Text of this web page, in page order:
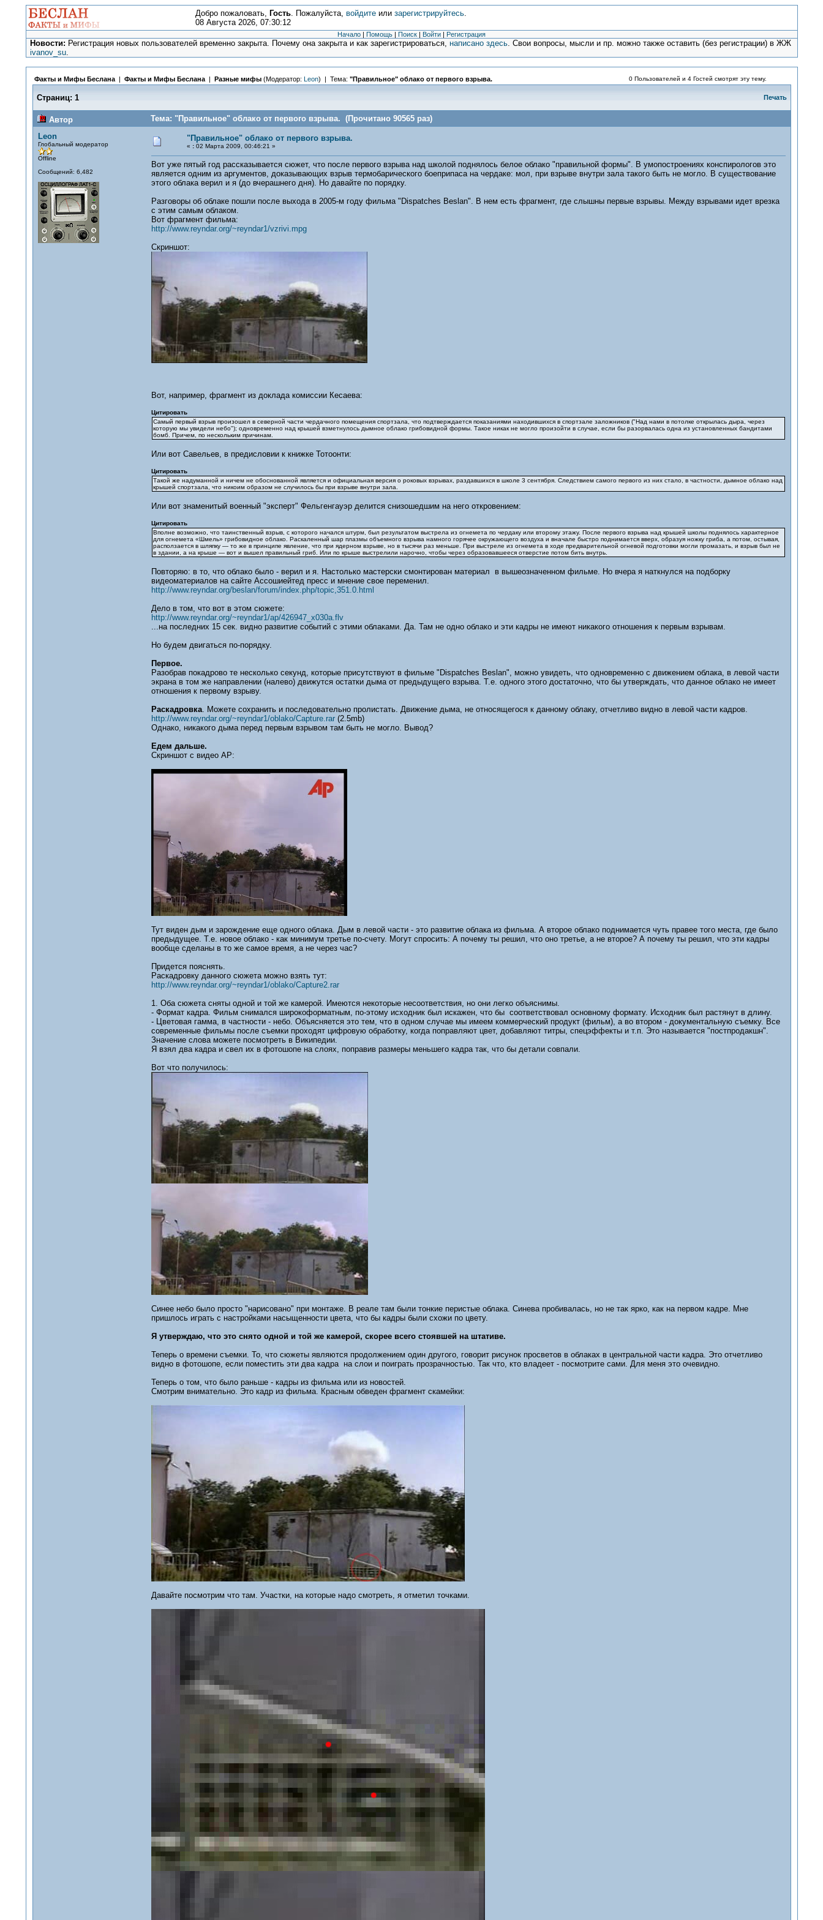
Добро пожаловать, Гость. Пожалуйста, войдитеили зарегистрируйтесь.
08 Августа 2026, 07:30:12
Начало | Помощь | Поиск | Войти | Регистрация
Новости: Регистрация новых пользователей временно закрыта. Почему она закрыта и как зарегистрироваться,написано здесь. Свои вопросы, мысли и пр. можно также оставить (без регистрации) в ЖЖ
ivanov_su.
Факты и Мифы Беслана| Факты и Мифы Беслана| Разные мифы(Модератор: Leon) | Тема: "Правильное" облако от первого взрыва. 0 Пользователей и 4 Гостей смотрят эту тему.
Страниц: 1 Печать
Автор
Тема: "Правильное" облако от первого взрыва. (Прочитано 90565 раз)
Leon
Глобальный модератор
Offline
Сообщений: 6,482
"Правильное" облако от первого взрыва.
« :02 Марта 2009, 00:46:21 »
Вот уже пятый год рассказывается сюжет, что после первого взрыва над школой поднялось белое облако "правильной формы". В умопостроениях конспирологов это
является одним из аргументов, доказывающих взрыв термобарического боеприпаса на чердаке: мол, при взрыве внутри зала такого быть не могло. В существование
этого облака верил и я (до вчерашнего дня). Но давайте по порядку.
Разговоры об облаке пошли после выхода в 2005-м году фильма "Dispatches Beslan". В нем есть фрагмент, где слышны первые взрывы. Между взрывами идет врезка
с этим самым облаком.
Вот фрагмент фильма:
http://www.reyndar.org/~reyndar1/vzrivi.mpg
Скриншот:
Вот, например, фрагмент из доклада комиссии Кесаева:
Цитировать
Самый первый взрыв произошел в северной части чердачного помещения спортзала, что подтверждается показаниями находившихся в спортзале заложников ("Над нами в потолке открылась дыра, через
которую мы увидели небо"); одновременно над крышей взметнулось дымное облако грибовидной формы. Такое никак не могло произойти в случае, если бы разорвалась одна из установленных бандитами
бомб. Причем, по нескольким причинам.
Или вот Савельев, в предисловии к книжке Тотоонти:
Цитировать
Такой же надуманной и ничем не обоснованной является и официальная версия о роковых взрывах, раздавшихся в школе 3 сентября. Следствием самого первого из них стало, в частности, дымное облако над
крышей спортзала, что никоим образом не случилось бы при взрыве внутри зала.
Или вот знаменитый военный "эксперт" Фельгенгауэр делится снизошедшим на него откровением:
Цитировать
Вполне возможно, что таинственный взрыв, с которого начался штурм, был результатом выстрела из огнемета по чердаку или второму этажу. После первого взрыва над крышей школы поднялось характерное
для огнемета «Шмель» грибовидное облако. Раскаленный шар плазмы объемного взрыва намного горячее окружающего воздуха и вначале быстро поднимается вверх, образуя ножку гриба, а потом, остывая,
расползается в шляпку — то же в принципе явление, что при ядерном взрыве, но в тысячи раз меньше. При выстреле из огнемета в ходе предварительной огневой подготовки могли промазать, и взрыв был не
в здании, а на крыше — вот и вышел правильный гриб. Или по крыше выстрелили нарочно, чтобы через образовавшееся отверстие потом бить внутрь.
Повторяю: в то, что облако было - верил и я. Настолько мастерски смонтирован материал в вышеозначенном фильме. Но вчера я наткнулся на подборку
видеоматериалов на сайте Ассошиейтед пресс и мнение свое переменил.
http://www.reyndar.org/beslan/forum/index.php/topic,351.0.html
Дело в том, что вот в этом сюжете:
http://www.reyndar.org/~reyndar1/ap/426947_x030a.flv
...на последних 15 сек. видно развитие событий с этими облаками. Да. Там не одно облако и эти кадры не имеют никакого отношения к первым взрывам.
Но будем двигаться по-порядку.
Первое.
Разобрав покадрово те несколько секунд, которые присутствуют в фильме "Dispatches Beslan", можно увидеть, что одновременно с движением облака, в левой части
экрана в том же направлении (налево) движутся остатки дыма от предыдущего взрыва. Т.е. одного этого достаточно, что бы утверждать, что данное облако не имеет
отношения к первому взрыву.
Раскадровка. Можете сохранить и последовательно пролистать. Движение дыма, не относящегося к данному облаку, отчетливо видно в левой части кадров.
http://www.reyndar.org/~reyndar1/oblako/Capture.rar(2.5mb)
Однако, никакого дыма перед первым взрывом там быть не могло. Вывод?
Едем дальше.
Скриншот с видео AP:
Тут виден дым и зарождение еще одного облака. Дым в левой части - это развитие облака из фильма. А второе облако поднимается чуть правее того места, где было
предыдущее. Т.е. новое облако - как минимум третье по-счету. Могут спросить: А почему ты решил, что оно третье, а не второе? А почему ты решил, что эти кадры
вообще сделаны в то же самое время, а не через час?
Придется пояснять.
Раскадровку данного сюжета можно взять тут:
http://www.reyndar.org/~reyndar1/oblako/Capture2.rar
1. Оба сюжета сняты одной и той же камерой. Имеются некоторые несоответствия, но они легко объяснимы.
- Формат кадра. Фильм снимался широкоформатным, по-этому исходник был искажен, что бы соответствовал основному формату. Исходник был растянут в длину.
- Цветовая гамма, в частности - небо. Объясняется это тем, что в одном случае мы имеем коммерческий продукт (фильм), а во втором - документальную съемку. Все
современные фильмы после съемки проходят цифровую обработку, когда поправляют цвет, добавляют титры, спецэффекты и т.п. Это называется "постпродакшн".
Значение слова можете посмотреть в Википедии.
Я взял два кадра и свел их в фотошопе на слоях, поправив размеры меньшего кадра так, что бы детали совпали.
Вот что получилось:
Синее небо было просто "нарисовано" при монтаже. В реале там были тонкие перистые облака. Синева пробивалась, но не так ярко, как на первом кадре. Мне
пришлось играть с настройками насыщенности цвета, что бы кадры были схожи по цвету.
Я утверждаю, что это снято одной и той же камерой, скорее всего стоявшей на штативе.
Теперь о времени съемки. То, что сюжеты являются продолжением один другого, говорит рисунок просветов в облаках в центральной части кадра. Это отчетливо
видно в фотошопе, если поместить эти два кадра на слои и поиграть прозрачностью. Так что, кто владеет - посмотрите сами. Для меня это очевидно.
Теперь о том, что было раньше - кадры из фильма или из новостей.
Смотрим внимательно. Это кадр из фильма. Красным обведен фрагмент скамейки:
Давайте посмотрим что там. Участки, на которые надо смотреть, я отметил точками.